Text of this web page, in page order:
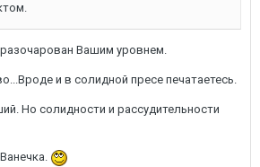
Вашим уровнем.
и в солидной пресе печатаетесь.
Но солидности и рассудительности